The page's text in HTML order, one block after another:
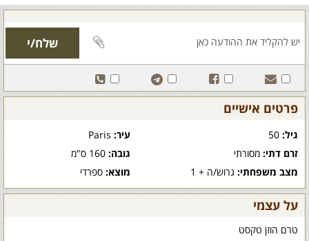
פרטים אישיים
גיל: עיר:Paris
זרם דתי: מסורתי גובה:160 ס"מ
מצב משפחתי: גרוש/ה + 1 מוצא:ספרדי
על עצמי
טרם הוזן טקסט